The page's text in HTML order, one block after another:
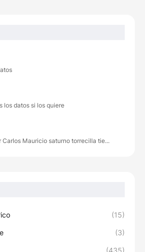
los datos si los quiere
Carlos Mauricio saturno torrecilla tie...
(15)
(3)